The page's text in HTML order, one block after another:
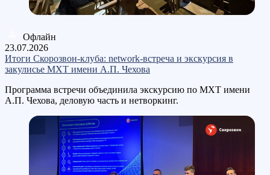
Офлайн
23.07.2026
Итоги Скорозвон-клуба: network-встреча и экскурсия в
закулисье МХТ имени А.П. Чехова
Программа встречи объединила экскурсию по МХТ имени
А.П. Чехова, деловую часть и нетворкинг.